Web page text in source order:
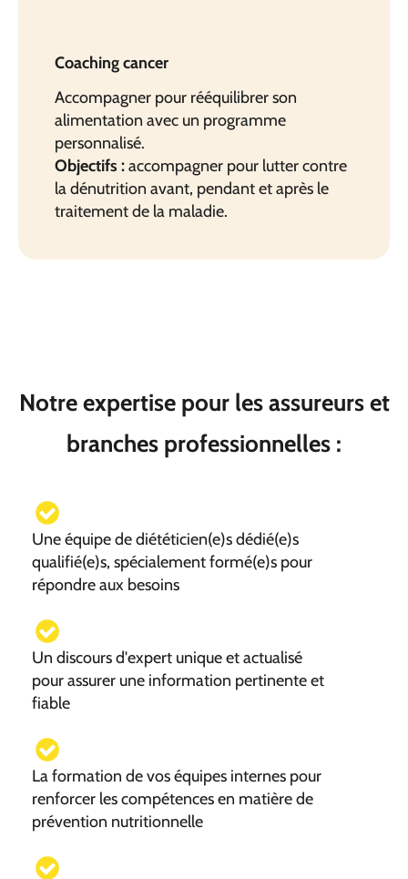
Coaching cancer
Accompagner pour rééquilibrer son
alimentation avec un programme
personnalisé.
Objectifs :accompagner pour lutter contre
la dénutrition avant, pendant et après le
traitement de la maladie.
Notre expertise pour les assureurs et
branches professionnelles :
Une équipe de diététicien(e)s dédié(e)s
qualifié(e)s, spécialement formé(e)s pour
répondre aux besoins
Un discours d'expert unique et actualisé
pour assurer une information pertinente et
fiable
La formation de vos équipes internes pour
renforcer les compétences en matière de
prévention nutritionnelle